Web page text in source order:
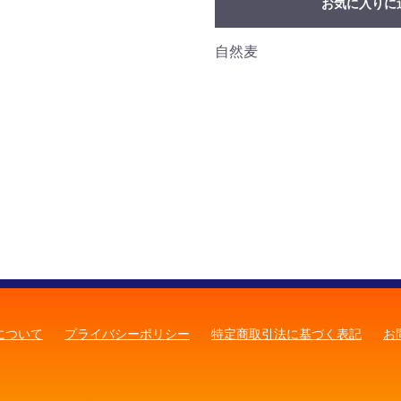
お気に入りに
自然麦
ついて プライバシーポリシー 特定商取引法に基づく表記 お